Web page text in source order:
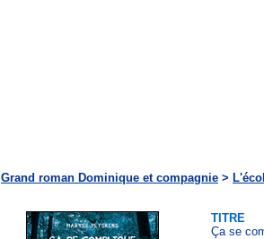
Grand roman Dominique et compagnie >
TITRE
Ça se